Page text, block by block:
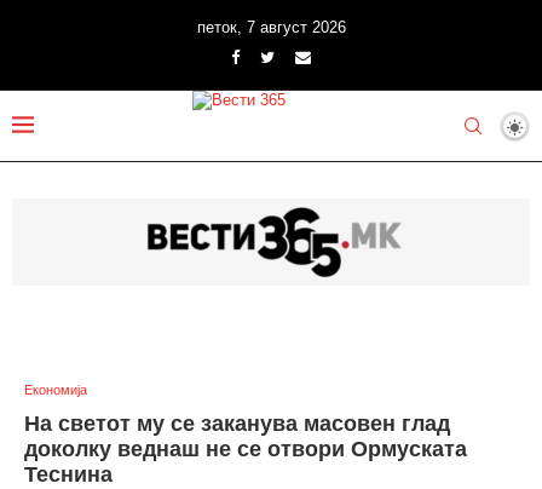
петок, 7 август 2026
Економија
На светот му се заканува масовен глад
доколку веднаш не се отвори Ормуската
Теснина